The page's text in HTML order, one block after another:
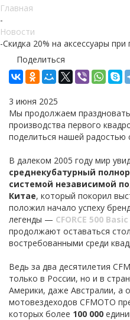
Главная
-
Новости
-Скидка 20% на аксессуары при
Поделиться
3 июня 2025
Мы продолжаем
производства первого
поделиться нашей радостью
В далеком 2005 году мир
среднекубатурный
системой независимой
Китае, который покорил
положил начало успеху
легенды — CFORCE 500 Basic
продолжают оставаться
востребованными среди
Ведь за два десятилетия
только в России, но и в
Америки, даже Австралии, а
мотовездеходов CFMOTO
которых более 100 000